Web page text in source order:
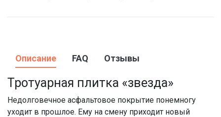
Описание FAQ Отзывы
Тротуарная плитка «звезда»
Недолговечное асфальтовое покрытие понемногу
уходит в прошлое. Ему на смену приходит новый